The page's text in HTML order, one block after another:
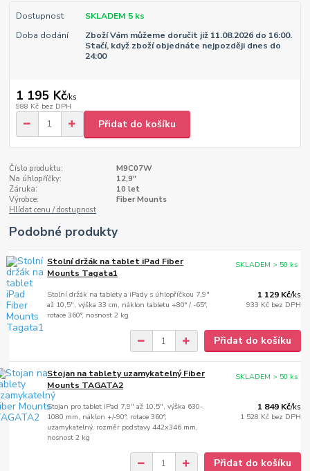
Dostupnost
SKLADEM 5 ks
Doba dodání
Zboží Vám můžeme doručit již 11.08.2026 do 16:00.
Stačí, když zboží objednáte nejpozději dnes do
24:00
1 195 Kč/ks
988 Kč bez DPH
Přidat do košíku
Číslo produktu:
M9C07W
Na úhlopříčky:
12,9"
Záruka:
10 let
Výrobce:
Fiber Mounts
Hlídat cenu / dostupnost
Podobné produkty
Stolní držák na tablet iPad Fiber
Mounts Tagata1
Stolní držák na tablety a iPady s úhlopříčkou 7,9"
až 10,5", výška 33 cm, náklon tabletu +80° / -65°,
rotace 360°, nosnost 2 kg
1 129 Kč/ks
933 Kč bez DPH
SKLADEM > 50 ks
Přidat do košíku
Stojan na tablety uzamykatelný Fiber
Mounts TAGATA2
Stojan pro tablet iPad 7,9" až 10,5", výška 630-
1080 mm, náklon +/-90°, rotace 360°,
uzamykatelný, rozměr podstavy 442x346 mm,
nosnost 2 kg
1 849 Kč/ks
1 528 Kč bez DPH
SKLADEM > 50 ks
Přidat do košíku